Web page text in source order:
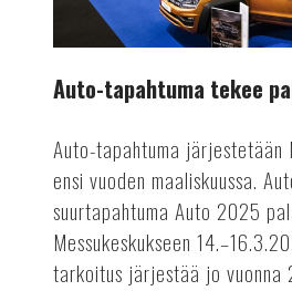
Auto-tapahtuma tekee
Auto-tapahtuma järjestetään
ensi vuoden maaliskuussa.
suurtapahtuma Auto 2025
Messukeskukseen
tarkoitus järjestää jo vuonna